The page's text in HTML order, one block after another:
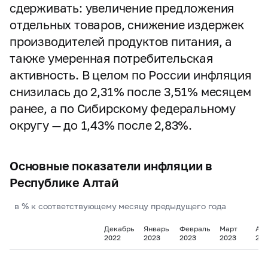
сдерживать: увеличение предложения
отдельных товаров, снижение издержек
производителей продуктов питания, а
также умеренная потребительская
активность. В целом по России инфляция
снизилась до 2,31% после 3,51% месяцем
ранее, а по Сибирскому федеральному
округу — до 1,43% после 2,83%.
Основные показатели инфляции в
Республике Алтай
в % к соответствующему месяцу предыдущего года
Декабрь
2022
Январь
2023
Февраль
2023
Март
2023